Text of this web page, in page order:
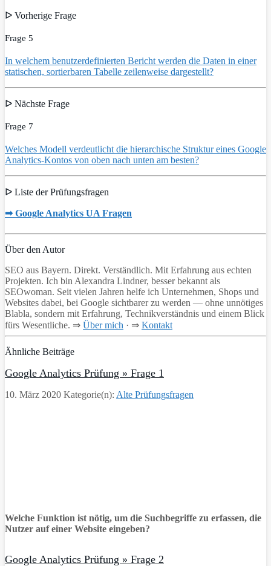
ᐅ Vorherige Frage
Frage 5
In welchem benutzerdefinierten Bericht werden die Daten in einer
statischen, sortierbaren Tabelle zeilenweise dargestellt?
ᐅ Nächste Frage
Frage 7
Welches Modell verdeutlicht die hierarchische Struktur eines Google
Analytics-Kontos von oben nach unten am besten?
ᐅ Liste der Prüfungsfragen
➟ Google Analytics UA Fragen
Über den Autor
SEO aus Bayern. Direkt. Verständlich. Mit Erfahrung aus echten
Projekten. Ich bin Alexandra Lindner, besser bekannt als
SEOwoman. Seit vielen Jahren helfe ich Unternehmen, Shops und
Websites dabei, bei Google sichtbarer zu werden — ohne unnötiges
Blabla, sondern mit Erfahrung, Technikverständnis und einem Blick
fürs Wesentliche. ⇒ Über mich · ⇒ Kontakt
Ähnliche Beiträge
Google Analytics Prüfung » Frage 1
10. März 2020 Kategorie(n): Alte Prüfungsfragen
Welche Funktion ist nötig, um die Suchbegriffe zu erfassen, die
Nutzer auf einer Website eingeben?
Google Analytics Prüfung » Frage 2